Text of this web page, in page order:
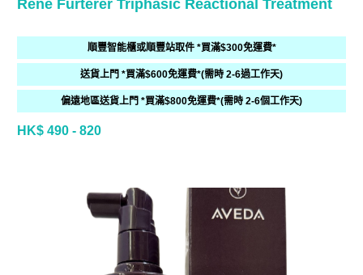
Rene Furterer Triphasic Reactional Treatment
順豐智能櫃或順豐站取件 *買滿$300免運費*
送貨上門 *買滿$600免運費*(需時 2-6過工作天)
偏遠地區送貨上門 *買滿$800免運費*(需時 2-6個工作天)
HK$ 490 - 820